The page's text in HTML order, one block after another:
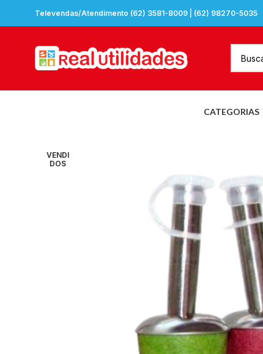
Televendas/Atendimento (62) 3581-8009 | (62) 98270-5035
CATEGORIAS
VENDI
DOS